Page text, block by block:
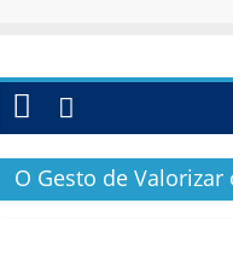
O Gesto de Valorizar